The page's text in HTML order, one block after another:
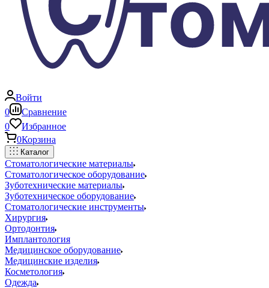
Войти
0
Сравнение
0
Избранное
0Корзина
Каталог
Стоматологические материалы
Стоматологическое оборудование
Зуботехнические материалы
Зуботехническое оборудование
Стоматологические инструменты
Хирургия
Ортодонтия
Имплантология
Медицинское оборудование
Медицинские изделия
Косметология
Одежда